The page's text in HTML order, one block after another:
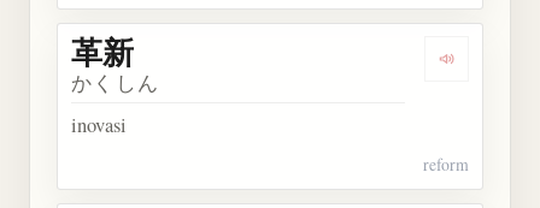
Dengarkan
革新
かくしん
inovasi
reform